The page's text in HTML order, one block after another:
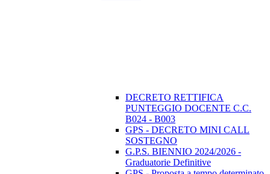
DECRETO RETTIFICA
PUNTEGGIO DOCENTE C.C.
B024 - B003
GPS - DECRETO MINI CALL
SOSTEGNO
G.P.S. BIENNIO 2024/2026 -
Graduatorie Definitive